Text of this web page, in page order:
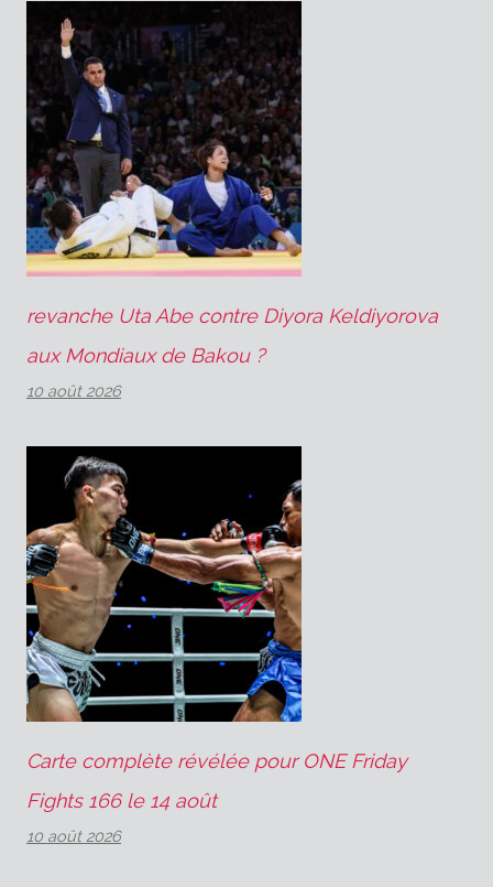
revanche Uta Abe contre Diyora Keldiyorova
aux Mondiaux de Bakou ?
10 août 2026
Carte complète révélée pour ONE Friday
Fights 166 le 14 août
10 août 2026